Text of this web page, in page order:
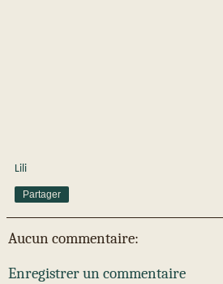
Lili
Partager
Aucun commentaire:
Enregistrer un commentaire